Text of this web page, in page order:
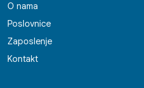
O nama
Poslovnice
Zaposlenje
Kontakt